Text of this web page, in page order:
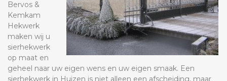
Bervos &
Kemkam
Hekwerk
maken wij u
sierhekwerk
op maat en
geheel naar uw eigen wens en uw eigen smaak. Een
sierhekwerk in Huizen is niet alleen een afscheiding, maar